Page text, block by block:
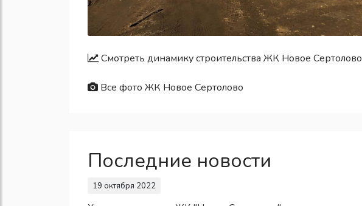
Смотреть динамику строительства ЖК Новое Сертолово
Все фото ЖК Новое Сертолово
Последние новости
19 октября 2022